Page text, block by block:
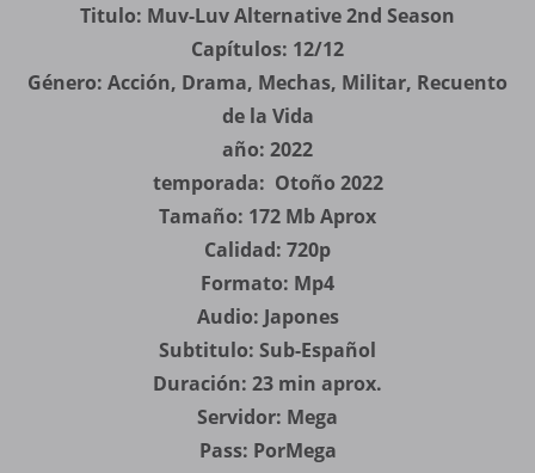
Titulo: Muv-Luv Alternative 2nd Season
Capítulos: 12/12
Género: Acción, Drama, Mechas, Militar, Recuento
de la Vida
año: 2022
temporada: Otoño 2022
Tamaño: 172 Mb Aprox
Calidad: 720p
Formato: Mp4
Audio: Japones
Subtitulo: Sub-Español
Duración: 23 min aprox.
Servidor: Mega
Pass: PorMega